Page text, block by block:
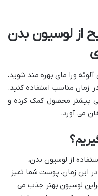
از لوسیون بدن
ورا مای بهره مند شوید،
زمان مناسب استفاده کنید.
بیشتر محصول کمک کرده و
می آورد.
از لوسیون بدن،
این زمان، پوست شما تمیز
لوسیون بهتر جذب می